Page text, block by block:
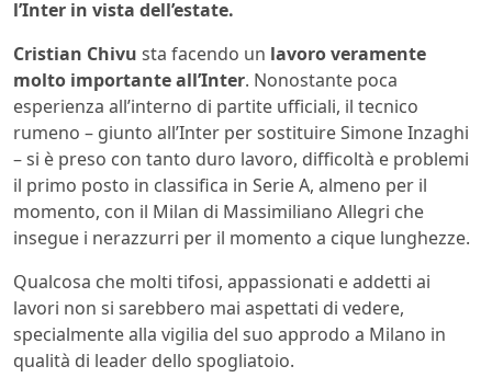
l’Inter in vista dell’estate.
Cristian Chivu sta facendo un lavoro veramente
molto importante all’Inter. Nonostante poca
esperienza all’interno di partite ufficiali, il tecnico
rumeno – giunto all’Inter per sostituire Simone Inzaghi
– si è preso con tanto duro lavoro, difficoltà e problemi
il primo posto in classifica in Serie A, almeno per il
momento, con il Milan di Massimiliano Allegri che
insegue i nerazzurri per il momento a cique lunghezze.
Qualcosa che molti tifosi, appassionati e addetti ai
lavori non si sarebbero mai aspettati di vedere,
specialmente alla vigilia del suo approdo a Milano in
qualità di leader dello spogliatoio.